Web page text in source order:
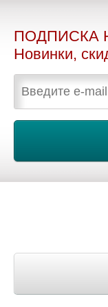
ПОДПИСКА
Новинки,